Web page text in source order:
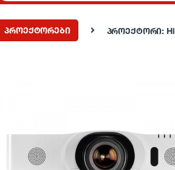
პროექტორები პროექტორი: